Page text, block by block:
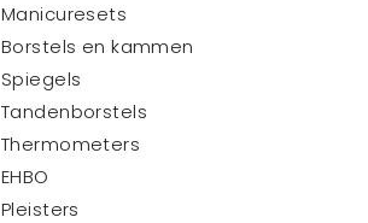
Manicuresets
Borstels en kammen
Spiegels
Tandenborstels
Thermometers
EHBO
Pleisters